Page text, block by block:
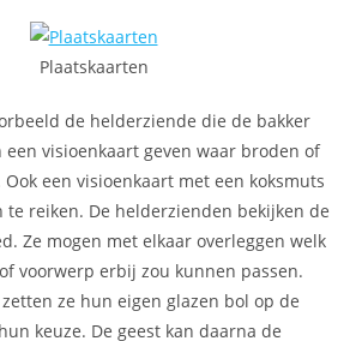
Plaatskaarten
de helderziende die de bakker
een visioenkaart geven waar broden of
een visioenkaart met een koksmuts
te reiken. De helderzienden bekijken de
Ze mogen met elkaar overleggen welk
voorwerp erbij zou kunnen passen.
ze hun eigen glazen bol op de
keuze. De geest kan daarna de